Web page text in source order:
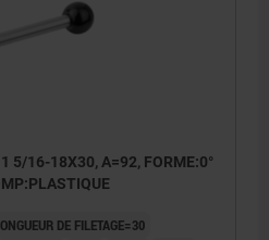
1 5/16-18X30, A=92, FORME:0°
DE FILETAGE=30